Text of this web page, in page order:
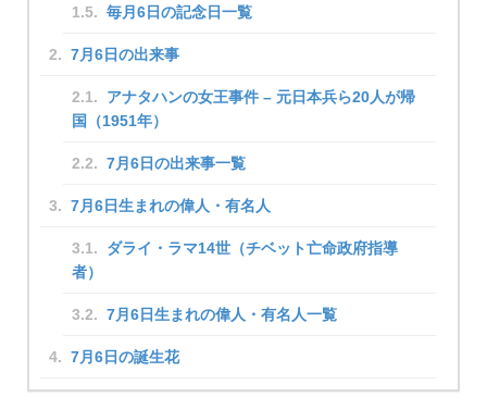
毎月6日の記念日一覧
7月6日の出来事
アナタハンの女王事件 – 元日本兵ら20人が帰
国（1951年）
7月6日の出来事一覧
7月6日生まれの偉人・有名人
ダライ・ラマ14世（チベット亡命政府指導
者）
7月6日生まれの偉人・有名人一覧
7月6日の誕生花